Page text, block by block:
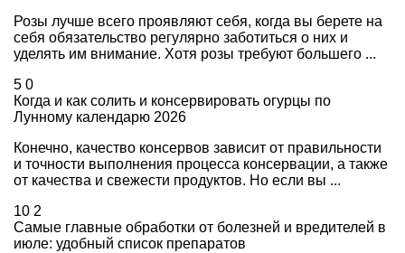
Розы лучше всего проявляют себя, когда вы берете на
себя обязательство регулярно заботиться о них и
уделять им внимание. Хотя розы требуют большего ...
5 0
Когда и как солить и консервировать огурцы по
Лунному календарю 2026
Конечно, качество консервов зависит от правильности
и точности выполнения процесса консервации, а также
от качества и свежести продуктов. Но если вы ...
10 2
Самые главные обработки от болезней и вредителей в
июле: удобный список препаратов